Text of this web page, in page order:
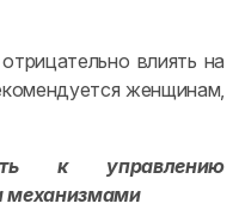
влиять на
женщинам,
к управлению
механизмами